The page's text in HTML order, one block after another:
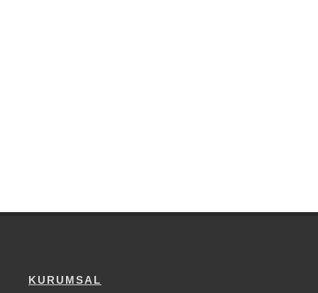
KURUMSAL